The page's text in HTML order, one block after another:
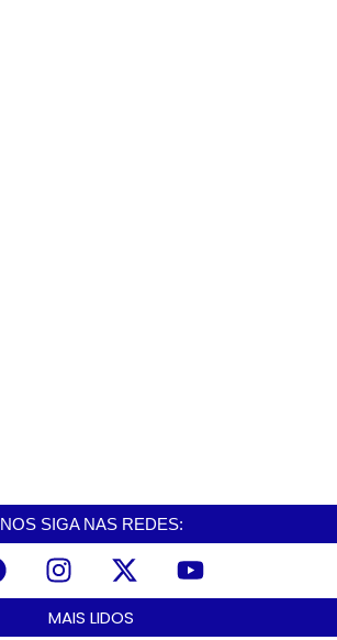
NOS SIGA NAS REDES:
MAIS LIDOS